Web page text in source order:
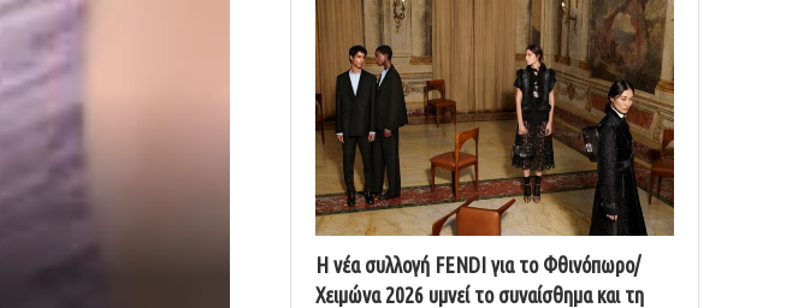
Η νέα συλλογή FENDI για το Φθινόπωρο/
Χειμώνα 2026 υμνεί το συναίσθημα και τη